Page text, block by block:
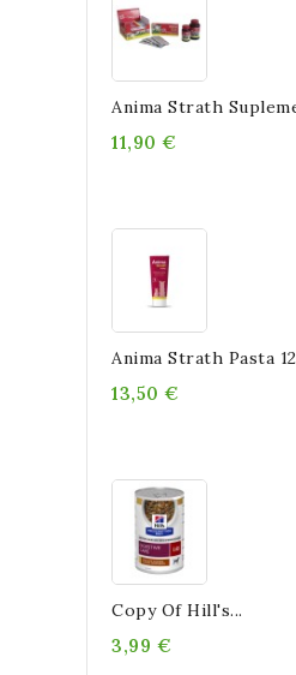
Anima Strath
11,90 €
Anima Strath Pasta
13,50 €
Copy Of Hill's...
3,99 €